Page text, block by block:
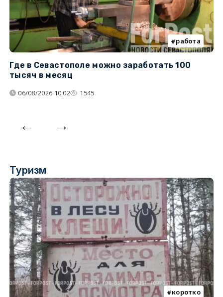
работа
Где в Севастополе можно заработать 100
тысяч в месяц
06/08/2026 10:02 1545
Туризм
коротко